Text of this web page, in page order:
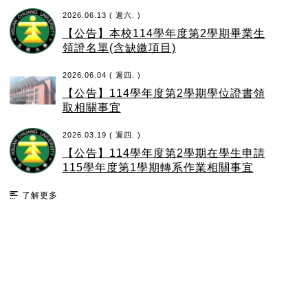
2026.06.13 ( 週六. )
【公告】本校114學年度第2學期畢業生
領證名單(含缺繳項目)
2026.06.04 ( 週四. )
【公告】114學年度第2學期學位證書領
取相關事宜
2026.03.19 ( 週四. )
【公告】114學年度第2學期在學生申請
115學年度第1學期轉系作業相關事宜
了解更多